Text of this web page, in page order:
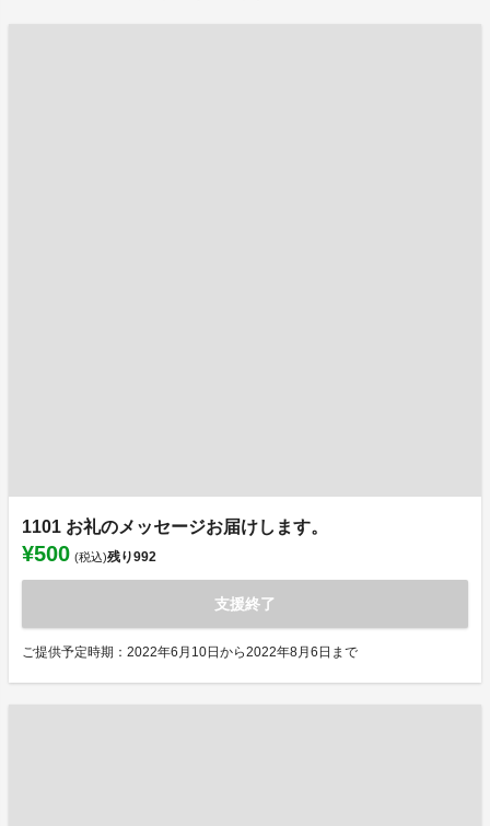
1101 お礼のメッセージお届けします。
¥500 (税込)残り992
支援終了
ご提供予定時期：2022年6月10日から2022年8月6日まで